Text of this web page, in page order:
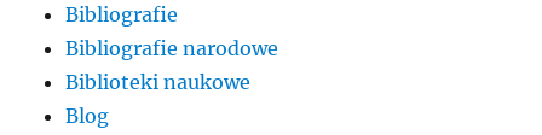
Bibliografie
Bibliografie narodowe
Biblioteki naukowe
Blog